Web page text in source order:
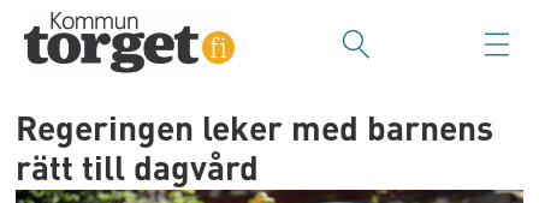
Regeringen leker med barnens
rätt till dagvård